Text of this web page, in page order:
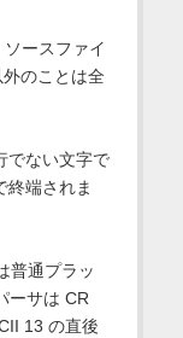
ースファイ
のことは全
でない文字で
終端されま
普通プラッ
ーサは CR
13 の直後